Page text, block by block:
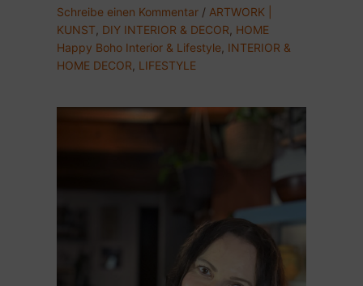
Schreibe einen Kommentar / ARTWORK |
KUNST DIY INTERIOR & DECOR HOME
Happy Boho Interior & Lifestyle INTERIOR &
HOME DECOR LIFESTYLE